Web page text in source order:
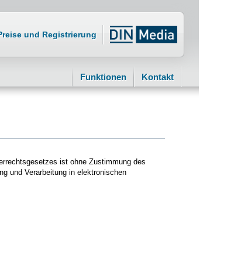
und Registrierung
Funktionen Kontakt
ist ohne Zustimmung des
und Verarbeitung in elektronischen